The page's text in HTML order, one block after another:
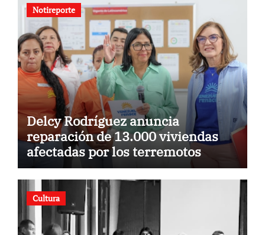
Notireporte
Delcy Rodríguez anuncia
reparación de 13.000 viviendas
afectadas por los terremotos
Cultura